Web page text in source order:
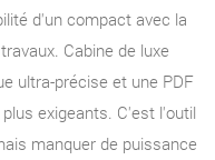
d'un compact avec la
Cabine de luxe
ultra-précise et une PDF
exigeants. C'est l'outil
manquer de puissance